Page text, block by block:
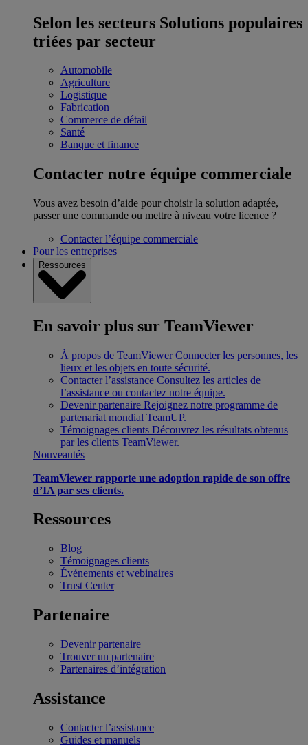
Selon les secteurs Solutions populaires
triées par secteur
Automobile
Agriculture
Logistique
Fabrication
Commerce de détail
Santé
Banque et finance
Contacter notre équipe commerciale
Vous avez besoin d’aide pour choisir la solution adaptée,
passer une commande ou mettre à niveau votre licence ?
Contacter l’équipe commerciale
Pour les entreprises
Ressources
En savoir plus sur TeamViewer
À propos de TeamViewer Connecter les personnes, les
lieux et les objets en toute sécurité.
Contacter l’assistance Consultez les articles de
l’assistance ou contactez notre équipe.
Devenir partenaire Rejoignez notre programme de
partenariat mondial TeamUP.
Témoignages clients Découvrez les résultats obtenus
par les clients TeamViewer.
Nouveautés
TeamViewer rapporte une adoption rapide de son offre
d’IA par ses clients.
Ressources
Blog
Témoignages clients
Événements et webinaires
Trust Center
Partenaire
Devenir partenaire
Trouver un partenaire
Partenaires d’intégration
Assistance
Contacter l’assistance
Guides et manuels